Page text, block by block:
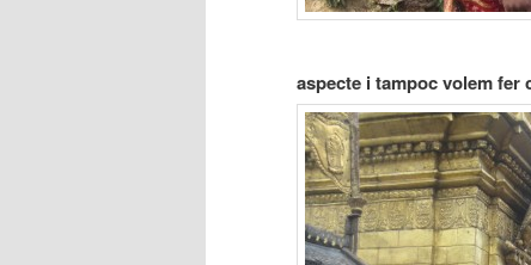
aspecte i tampoc volem fer